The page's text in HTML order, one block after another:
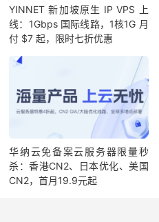
YINNET 新加坡原生 IP VPS 上
线：1Gbps 国际线路，1核1G 月
付 $7 起，限时七折优惠
华纳云免备案云服务器限量秒
杀：香港CN2、日本优化、美国
CN2，首月19.9元起